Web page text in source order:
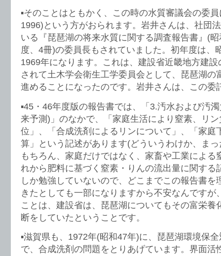
▪️そのことはともかく、この時の水質審議会の委
1996)という方がおられます。岩井さんは、社団
いる『琵琶湖の将来水質に関する調査報告書』(
度、4冊)の委員長もされていました。初年度は、
1969年になります。これは、建設省近畿地方建
されて土木学会衛生工学委員会として、琵琶湖の
進めることになったのです。岩井さんは、この委
▪️45・46年度版の報告書では、「3.汚水および汚
来予測)」のなかで、「家庭生活により窒素、リ
位」、「合成洗剤によるリンについて」、「家庭
算」という記述があります(どういうわけか、ま
もちろん、家庭だけではなく、家畜や工業による
れから肥料に基づく窒素・りんの流出量に関する
しか勉強していないので、どこまでこの報告書を
きたとしても一部になりますから不安なんですが
ことは、建設省は、琵琶湖についてもその富栄養
断をしていたということです。
▪️滋賀県も、1972年(昭和47年)に、琵琶湖環境保
で、合成洗剤の問題をとりあげています。界面活